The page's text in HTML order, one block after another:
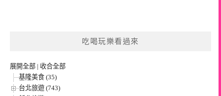
吃喝玩樂看過來
展開全部 | 收合全部
基隆美食 (35)
台北旅遊 (743)